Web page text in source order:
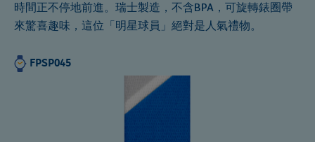
時間正不停地前進。瑞士製造，不含BPA，可旋轉錶圈帶
來驚喜趣味，這位「明星球員」絕對是人氣禮物。
FPSP045